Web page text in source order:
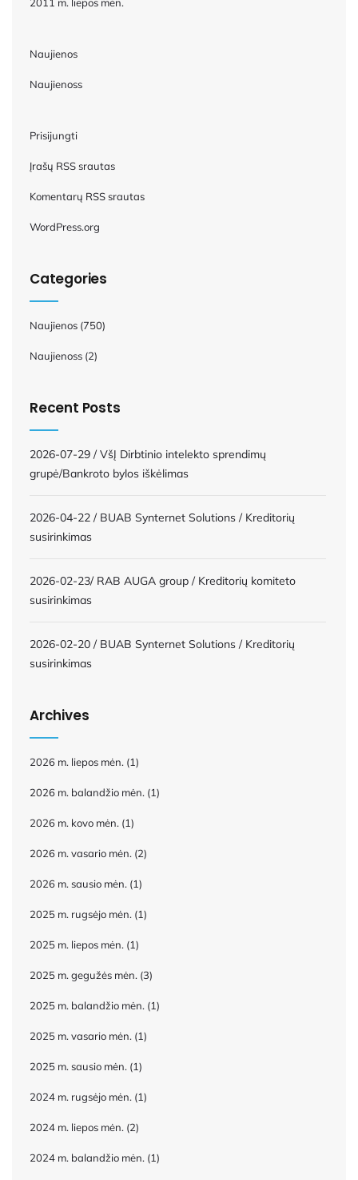
Naujienos
Naujienoss
Prisijungti
Įrašų RSS srautas
Komentarų RSS srautas
WordPress.org
Categories
Naujienos (750)
Naujienoss (2)
Recent Posts
2026-07-29 / VšĮ Dirbtinio intelekto sprendimų
grupė/Bankroto bylos iškėlimas
2026-04-22 / BUAB Synternet Solutions / Kreditorių
susirinkimas
2026-02-23/ RAB AUGA group / Kreditorių komiteto
susirinkimas
2026-02-20 / BUAB Synternet Solutions / Kreditorių
susirinkimas
Archives
2026 m. liepos mėn. (1)
2026 m. balandžio mėn. (1)
2026 m. kovo mėn. (1)
2026 m. vasario mėn. (2)
2026 m. sausio mėn. (1)
2025 m. rugsėjo mėn. (1)
2025 m. liepos mėn. (1)
2025 m. gegužės mėn. (3)
2025 m. balandžio mėn. (1)
2025 m. vasario mėn. (1)
2025 m. sausio mėn. (1)
2024 m. rugsėjo mėn. (1)
2024 m. liepos mėn. (2)
2024 m. balandžio mėn. (1)